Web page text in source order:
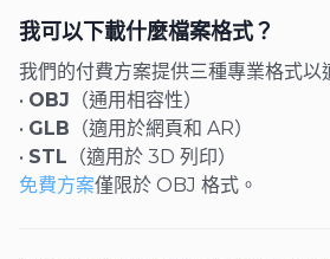
我可以下載什麼檔案格式？
我們的付費方案提供三種專業格式以
• OBJ （通用相容性）
• GLB （適用於網頁和 AR）
• STL （適用於 3D 列印）
免費方案僅限於 OBJ 格式。